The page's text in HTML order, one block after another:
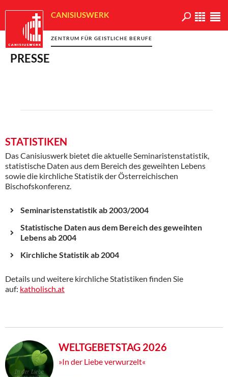
CANISIUSWERK
ZENTRUM FÜR GEISTLICHE BERUFE
PRESSE
STATISTIKEN
Das Canisiuswerk bietet die aktuelle Seminaristenstatistik,
statistische Daten aus dem Bereich des geweihten Lebens
sowie die kirchliche Statistik der Österreichischen
Bischofskonferenz.
Seminaristenstatistik ab 2003/2004
Statistische Daten aus dem Bereich des geweihten
Lebens ab 2004
Kirchliche Statistik ab 2004
Details und weitere kirchliche Statistiken finden Sie
auf: katholisch.at
WELTGEBETSTAG 2026
»In der Liebe verwurzelt«